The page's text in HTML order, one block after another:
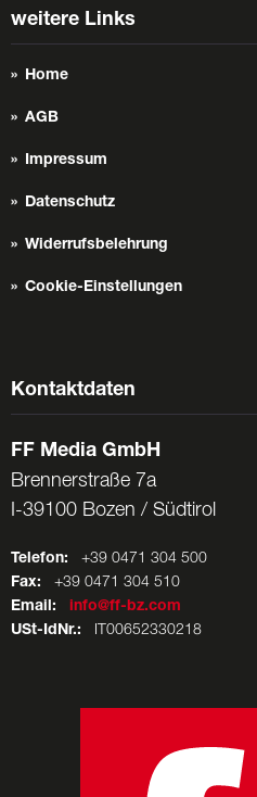
weitere Links
Home
AGB
Impressum
Datenschutz
Widerrufsbelehrung
Cookie-Einstellungen
Kontaktdaten
FF Media GmbH
Brennerstraße 7a
I-39100 Bozen / Südtirol
Telefon: +39 0471 304 500
Fax: +39 0471 304 510
Email:
info@ff-bz.com
USt-IdNr.: IT00652330218